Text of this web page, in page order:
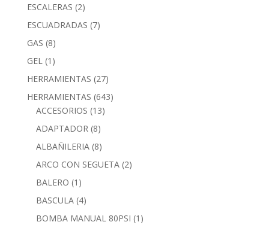
ESCALERAS (2)
ESCUADRADAS (7)
GAS (8)
GEL (1)
HERRAMIENTAS (27)
HERRAMIENTAS (643)
ACCESORIOS (13)
ADAPTADOR (8)
ALBAÑILERIA (8)
ARCO CON SEGUETA (2)
BALERO (1)
BASCULA (4)
BOMBA MANUAL 80PSI (1)